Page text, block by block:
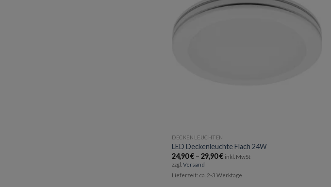
DECKENLEUCHTEN
LED Deckenleuchte Flach 24W
24,90€ –29,90€Preisspanne:
29,90 €
inkl. MwSt
zzgl.Versand
Lieferzeit: ca. 2-3 Werktage